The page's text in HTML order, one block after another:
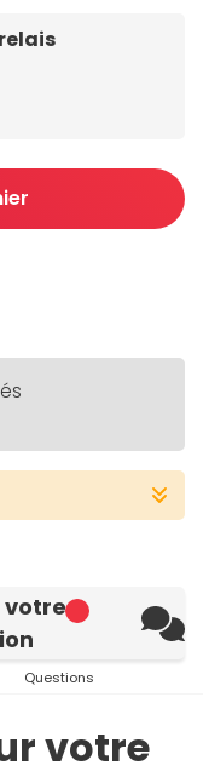
votre
Questions
votre